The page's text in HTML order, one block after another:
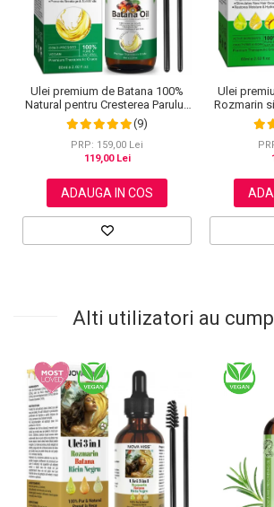
Ulei premium de Batana 100%
Natural pentru Cresterea Parului,
Tratarea scalpului, Ingrijirea
Tenului, Genelor si Sprancenelor,
Aliver 60 ml
(9)
PRP: 159,00 Lei
119,00 Lei
ADAUGA IN COS
Ulei
Rozmarin
pentru
scalpului
Alti utilizatori au